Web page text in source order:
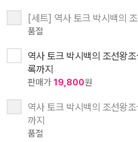
[세트] 역사 토크 박시백의
품절
역사 토크 박시백의 조선왕
록까지
판매가 19,800원
역사 토크 박시백의 조선왕
까지
품절